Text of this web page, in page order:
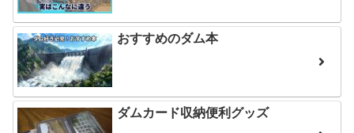
おすすめのダム本
ダムカード収納便利グッズ